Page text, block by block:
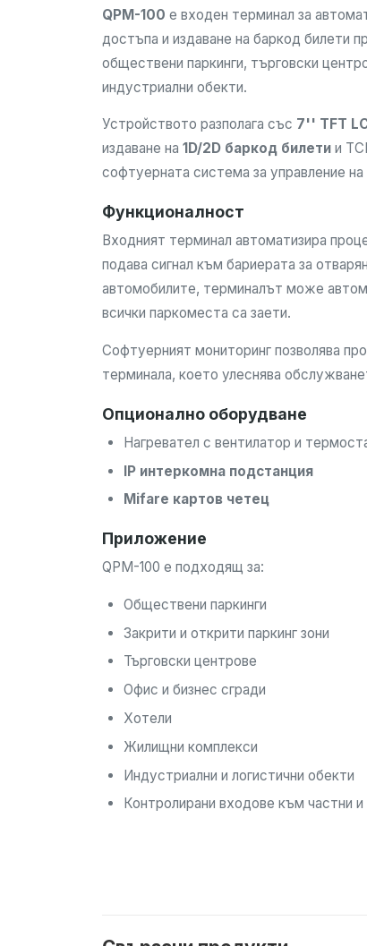
QPM-100 е входен терминал за
достъпа и издаване на баркод билети
обществени паркинги, търговски
индустриални обекти.
Устройството разполага със 7'' TFT
издаване на 1D/2D баркод билети и
софтуерната система за управление на
Функционалност
Входният терминал автоматизира
подава сигнал към бариерата за
автомобилите, терминалът може
всички паркоместа са заети.
Софтуерният мониторинг позволява
терминала, което улеснява
Опционално оборудване
Нагревател с вентилатор и
IP интеркомна подстанция
Mifare картов четец
Приложение
QPM-100 е подходящ за:
Обществени паркинги
Закрити и открити паркинг зони
Търговски центрове
Офис и бизнес сгради
Хотели
Жилищни комплекси
Индустриални и логистични обекти
Контролирани входове към частни и